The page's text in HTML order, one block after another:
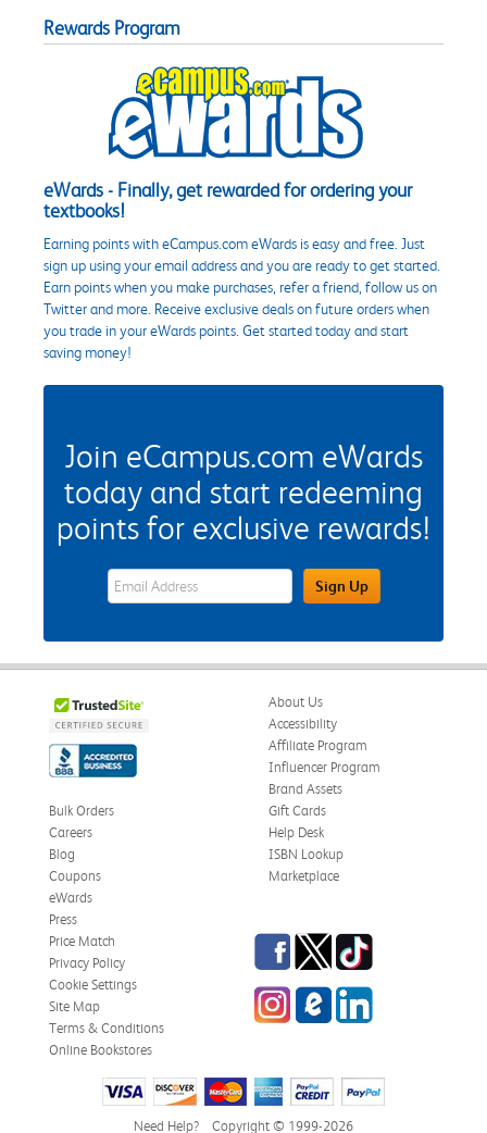
Rewards Program
eWards - Finally, get rewarded for ordering your
textbooks!
Earning points with eCampus.com eWards is easy and free. Just
sign up using your email address and you are ready to get started.
Earn points when you make purchases, refer a friend, follow us on
Twitter and more. Receive exclusive deals on future orders when
you trade in your eWards points. Get started today and start
saving money!
Join eCampus.com eWards
today and start redeeming
points for exclusive rewards!
eWards Sign Up Email Address FieldSign Up
About Us
Accessibility
Affiliate Program
Influencer Program
Brand Assets
Bulk Orders
Careers
Blog
Coupons
eWards
Gift Cards
Help Desk
ISBN Lookup
Marketplace
Press
Price Match
Privacy Policy
Cookie Settings
Site Map
Terms & Conditions
Online Bookstores
Facebook
TwitterTikTok
InstagrameCampus Blog
LinkedIn
Need Help? Copyright © 1999-2026